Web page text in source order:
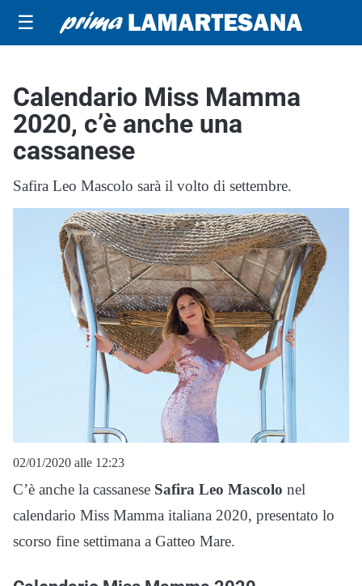
☰
Calendario Miss Mamma
2020, c’è anche una
cassanese
Safira Leo Mascolo sarà il volto di settembre.
02/01/2020 alle 12:23
C’è anche la cassanese Safira Leo Mascolo nel
calendario Miss Mamma italiana 2020, presentato lo
scorso fine settimana a Gatteo Mare.